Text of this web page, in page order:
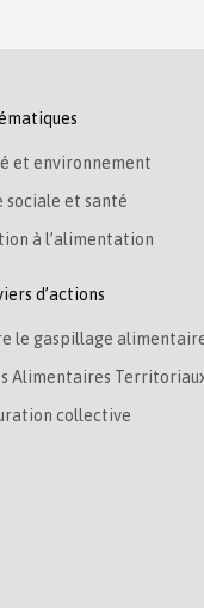
et environnement
sociale et santé
à l’alimentation
d’actions
le gaspillage
Alimentaires
collective